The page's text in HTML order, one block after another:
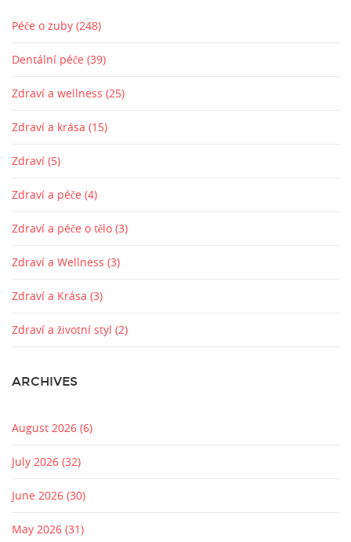
Péče o zuby (248)
Dentální péče (39)
Zdraví a wellness (25)
Zdraví a krása (15)
Zdraví (5)
Zdraví a péče (4)
Zdraví a péče o tělo (3)
Zdraví a Wellness (3)
Zdraví a Krása (3)
Zdraví a životní styl (2)
ARCHIVES
August 2026 (6)
July 2026 (32)
June 2026 (30)
May 2026 (31)